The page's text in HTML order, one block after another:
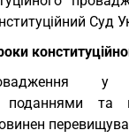
Суд
у
поданнями та